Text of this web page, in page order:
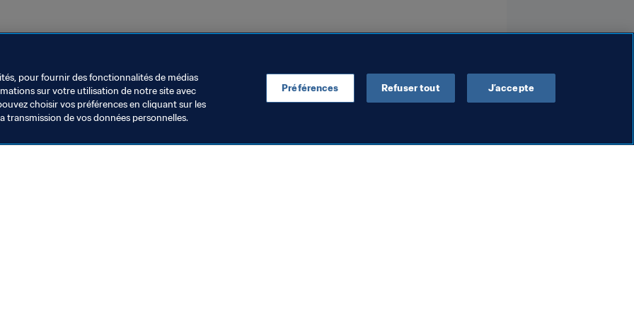
pour fournir des fonctionnalités de médias
sur votre utilisation de notre site avec
choisir vos préférences en cliquant sur les
transmission de vos données personnelles.
Préférences Refuser tout J’accepte